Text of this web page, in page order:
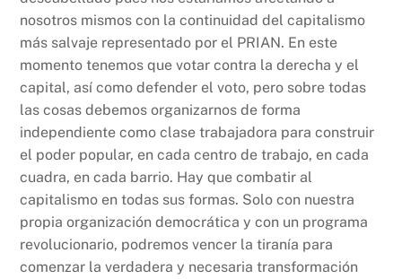
nosotros mismos con la continuidad del capitalismo
más salvaje representado por el PRIAN. En este
momento tenemos que votar contra la derecha y el
capital, así como defender el voto, pero sobre todas
las cosas debemos organizarnos de forma
independiente como clase trabajadora para construir
el poder popular, en cada centro de trabajo, en cada
cuadra, en cada barrio. Hay que combatir al
capitalismo en todas sus formas. Solo con nuestra
propia organización democrática y con un programa
revolucionario, podremos vencer la tiranía para
comenzar la verdadera y necesaria transformación